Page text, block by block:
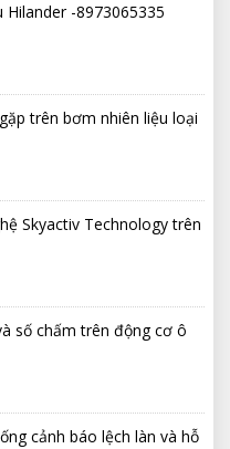
Hilander -8973065335
trên bơm nhiên liệu loại
Skyactiv Technology trên
số chấm trên động cơ ô
cảnh báo lệch làn và hỗ